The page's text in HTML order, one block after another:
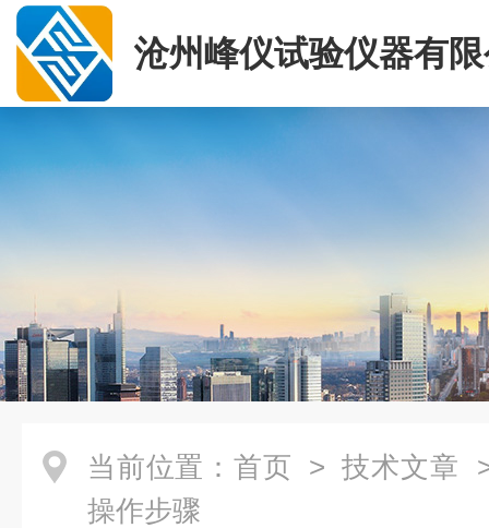
沧州峰仪试验仪器有
当前位置： 首页 > 技术文章
操作步骤